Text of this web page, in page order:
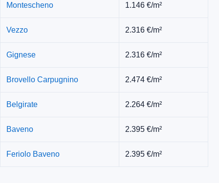
Montescheno 1.146 €/m²
Vezzo 2.316 €/m²
Gignese 2.316 €/m²
Brovello Carpugnino 2.474 €/m²
Belgirate 2.264 €/m²
Baveno 2.395 €/m²
Feriolo Baveno 2.395 €/m²